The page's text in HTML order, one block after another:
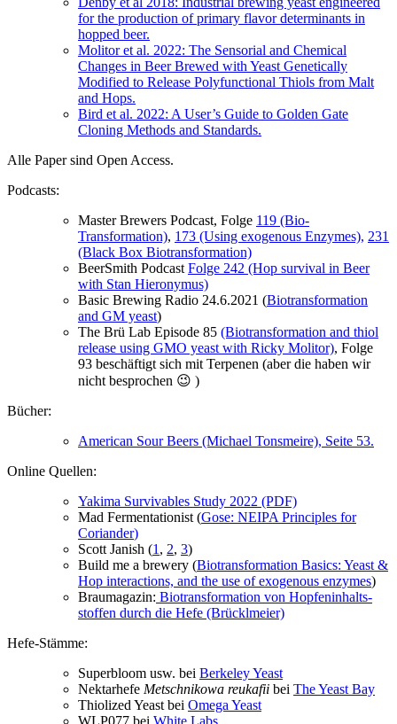
for the production of primary flavor determinants in
hopped beer.
Molitor et al. 2022: The Sensorial and Chemical
Changes in Beer Brewed with Yeast Genetically
Modified to Release Polyfunctional Thiols from Malt
and Hops.
Bird et al. 2022: A User’s Guide to Golden Gate
Cloning Methods and Standards.
Alle Paper sind Open Access.
Podcasts:
Master Brewers Podcast, Folge 119 (Bio-
Transformation), 173 (Using exogenous Enzymes), 231
(Black Box Biotransformation)
BeerSmith Podcast Folge 242 (Hop survival in Beer
with Stan Hieronymus)
Basic Brewing Radio 24.6.2021 (Biotransformation
and GM yeast)
The Brü Lab Episode 85 (Biotransformation and thiol
release using GMO yeast with Ricky Molitor), Folge
93 beschäftigt sich mit Terpenen (aber die haben wir
nicht besprochen 😉 )
Bücher:
American Sour Beers (Michael Tonsmeire), Seite 53.
Online Quellen:
Yakima Survivables Study 2022 (PDF)
Mad Fermentationist (Gose: NEIPA Principles for
Coriander)
Scott Janish (1 , 2, 3)
Build me a brewery (Biotransformation Basics: Yeast &
Hop interactions, and the use of exogenous enzymes)
Braumagazin: Bio­trans­for­ma­ti­on von Hop­fen­in­halts­
stof­fen durch die Hefe (Brücklmeier)
Hefe-Stämme:
Superbloom usw. bei Berkeley Yeast
Nektarhefe Metschnikowa reukafii bei The Yeast Bay
Thiolized Yeast bei Omega Yeast